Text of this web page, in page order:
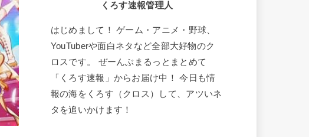
くろす速報管理人
はじめまして！ ゲーム・アニメ・野球、
YouTuberや面白ネタなど全部大好物のク
ロスです。 ぜーんぶまるっとまとめて
「くろす速報」からお届け中！ 今日も情
報の海をくろす（クロス）して、アツいネ
タを追いかけます！